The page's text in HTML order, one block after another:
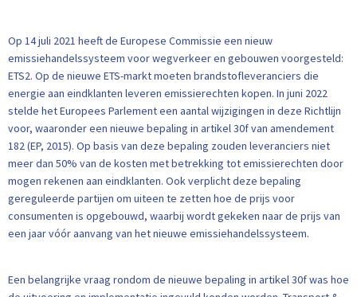
Op 14 juli 2021 heeft de Europese Commissie een nieuw
emissiehandelssysteem voor wegverkeer en gebouwen voorgesteld:
ETS2. Op de nieuwe ETS-markt moeten brandstofleveranciers die
energie aan eindklanten leveren emissierechten kopen. In juni 2022
stelde het Europees Parlement een aantal wijzigingen in deze Richtlijn
voor, waaronder een nieuwe bepaling in artikel 30f van amendement
182 (EP, 2015). Op basis van deze bepaling zouden leveranciers niet
meer dan 50% van de kosten met betrekking tot emissierechten door
mogen rekenen aan eindklanten. Ook verplicht deze bepaling
gereguleerde partijen om uiteen te zetten hoe de prijs voor
consumenten is opgebouwd, waarbij wordt gekeken naar de prijs van
een jaar vóór aanvang van het nieuwe emissiehandelssysteem.
Een belangrijke vraag rondom de nieuwe bepaling in artikel 30f was hoe